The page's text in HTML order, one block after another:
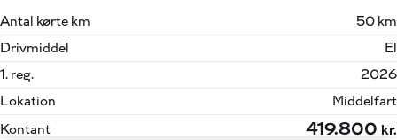
Antal kørte km
50 km
Drivmiddel
El
1. reg.
2026
Lokation
Middelfart
Kontant
419.800 kr.